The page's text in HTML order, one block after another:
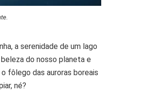
a serenidade de um lago
do nosso planeta e
fôlego das auroras boreais
né?